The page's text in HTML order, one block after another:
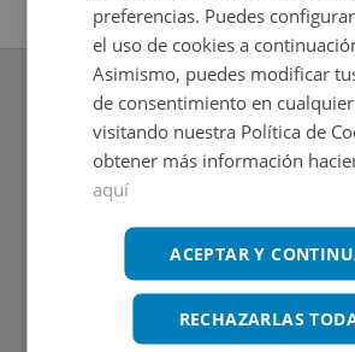
preferencias. Puedes
el uso de cookies a
Asimismo, puedes modificar
de consentimiento en
visitando nuestra Política de
obtener más información
aquí
ACEPTAR Y
RECHAZARLAS